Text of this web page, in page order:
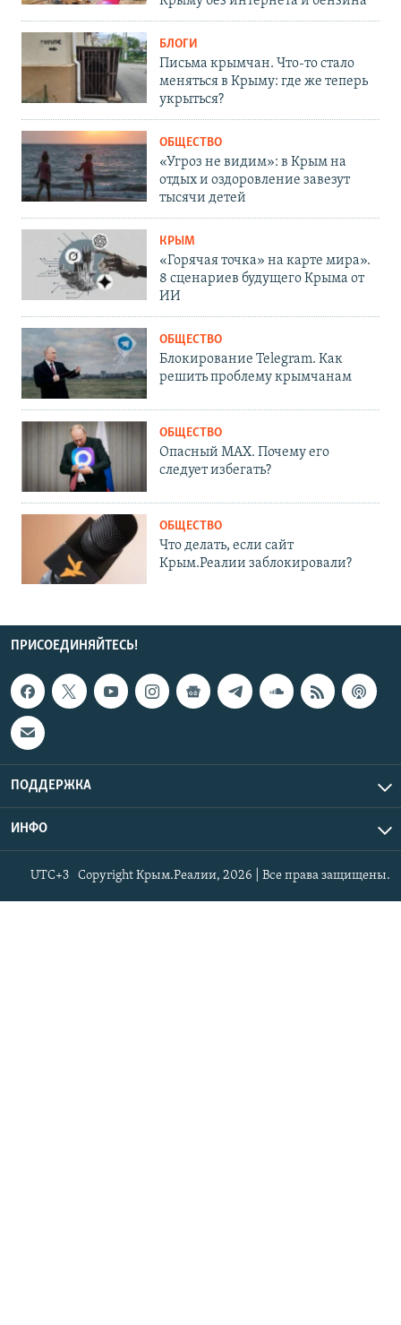
БЛОГИ
Письма крымчан. Что-то стало
меняться в Крыму: где же теперь
укрыться?
ОБЩЕСТВО
«Угроз не видим»: в Крым на
отдых и оздоровление завезут
тысячи детей
КРЫМ
«Горячая точка» на карте мира».
8 сценариев будущего Крыма от
ИИ
ОБЩЕСТВО
Блокирование Telegram. Как
решить проблему крымчанам
ОБЩЕСТВО
Опасный MAX. Почему его
следует избегать?
ОБЩЕСТВО
Что делать, если сайт
Крым.Реалии заблокировали?
ПРИСОЕДИНЯЙТЕСЬ!
ПОДДЕРЖКА
ИНФО
Copyright Крым.Реалии, 2026 | Все права защищены.
UTC+3